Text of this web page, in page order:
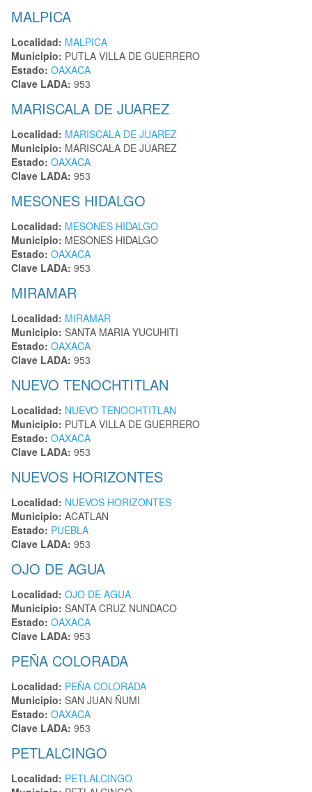
MALPICA
Localidad: MALPICA
Municipio: PUTLA VILLA DE GUERRERO
Estado: OAXACA
Clave LADA: 953
MARISCALA DE JUAREZ
Localidad: MARISCALA DE JUAREZ
Municipio: MARISCALA DE JUAREZ
Estado: OAXACA
Clave LADA: 953
MESONES HIDALGO
Localidad: MESONES HIDALGO
Municipio: MESONES HIDALGO
Estado: OAXACA
Clave LADA: 953
MIRAMAR
Localidad: MIRAMAR
Municipio: SANTA MARIA YUCUHITI
Estado: OAXACA
Clave LADA: 953
NUEVO TENOCHTITLAN
Localidad: NUEVO TENOCHTITLAN
Municipio: PUTLA VILLA DE GUERRERO
Estado: OAXACA
Clave LADA: 953
NUEVOS HORIZONTES
Localidad: NUEVOS HORIZONTES
Municipio: ACATLAN
Estado: PUEBLA
Clave LADA: 953
OJO DE AGUA
Localidad: OJO DE AGUA
Municipio: SANTA CRUZ NUNDACO
Estado: OAXACA
Clave LADA: 953
PEÑA COLORADA
Localidad: PEÑA COLORADA
Municipio: SAN JUAN ÑUMI
Estado: OAXACA
Clave LADA: 953
PETLALCINGO
Localidad: PETLALCINGO